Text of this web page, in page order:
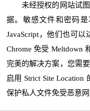
未经授权的网站试图
据。敏感文件和密码
JavaScript，他们也可
Chrome 免受 Meltdown
完美的解决方案，您需
启用 Strict Site
保护私人文件免受恶意网